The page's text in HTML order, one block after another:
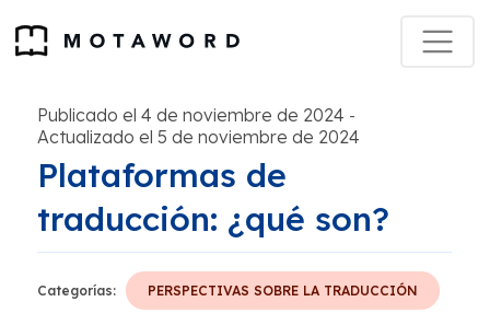
Publicado el 4 de noviembre de 2024 -
Actualizado el 5 de noviembre de 2024
Plataformas de
traducción: ¿qué son?
Categorías: PERSPECTIVAS SOBRE LA TRADUCCIÓN